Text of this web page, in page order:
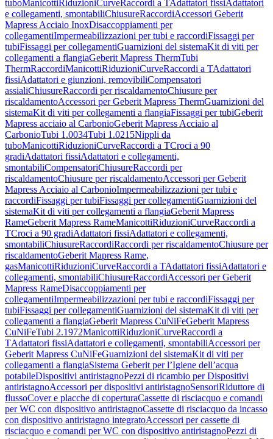
tuboManicottiRiduzioniCurveRaccordi a TAdattatori fissiAdattatori
e collegamenti, smontabiliChiusureRaccordiAccessori Geberit
Mapress Acciaio InoxDisaccoppiamenti per
collegamentiImpermeabilizzazioni per tubi e raccordiFissaggi per
tubiFissaggi per collegamentiGuarnizioni del sistemaKit di viti per
collegamenti a flangiaGeberit Mapress ThermTubi
ThermRaccordiManicottiRiduzioniCurveRaccordi a TAdattatori
fissiAdattatori e giunzioni, removibiliCompensatori
assialiChiusureRaccordi per riscaldamentoChiusure per
riscaldamentoAccessori per Geberit Mapress ThermGuarnizioni del
sistemaKit di viti per collegamenti a flangiaFissaggi per tubiGeberit
Mapress acciaio al CarbonioGeberit Mapress Acciaio al
CarbonioTubi 1.0034Tubi 1.0215Nippli da
tuboManicottiRiduzioniCurveRaccordi a TCroci a 90
gradiAdattatori fissiAdattatori e collegamenti,
smontabiliCompensatoriChiusureRaccordi per
riscaldamentoChiusure per riscaldamentoAccessori per Geberit
Mapress Acciaio al CarbonioImpermeabilizzazioni per tubi e
raccordiFissaggi per tubiFissaggi per collegamentiGuarnizioni del
sistemaKit di viti per collegamenti a flangiaGeberit Mapress
RameGeberit Mapress RameManicottiRiduzioniCurveRaccordi a
TCroci a 90 gradiAdattatori fissiAdattatori e collegamenti,
smontabiliChiusureRaccordiRaccordi per riscaldamentoChiusure per
riscaldamentoGeberit Mapress Rame,
gasManicottiRiduzioniCurveRaccordi a TAdattatori fissiAdattatori e
collegamenti, smontabiliChiusureRaccordiAccessori per Geberit
Mapress RameDisaccoppiamenti per
collegamentiImpermeabilizzazioni per tubi e raccordiFissaggi per
tubiFissaggi per collegamentiGuarnizioni del sistemaKit di viti per
collegamenti a flangiaGeberit Mapress CuNiFeGeberit Mapress
CuNiFeTubi 2.1972ManicottiRiduzioniCurveRaccordi a
TAdattatori fissiAdattatori e collegamenti, smontabiliAccessori per
Geberit Mapress CuNiFeGuarnizioni del sistemaKit di viti per
collegamenti a flangiaSistema Geberit per l’Igiene dell’acqua
potabileDispositivi antiristagnoPezzi di ricambio per Dispositivi
antiristagnoAccessori per dispositivi antiristagnoSensoriRiduttore di
flussoCover e placche di coperturaCassette di risciacquo e comandi
per WC con dispositivo antiristagnoCassette di risciacquo da incasso
con dispositivo antiristagno integratoAccessori per cassette di
risciacquo e comandi per WC con dispositivo antiristagnoPezzi di